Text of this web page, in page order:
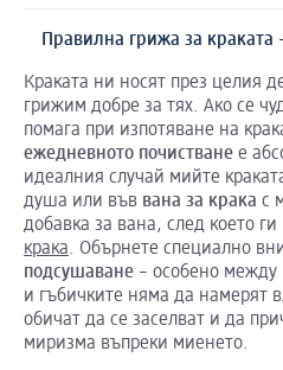
Правилна грижа за краката
Краката ни носят през целия
грижим добре за тях. Ако се
помага при изпотяване на
ежедневното почистване е
идеалния случай мийте
душа или във вана за крака с
добавка за вана, след което
крака. Обърнете специално
подсушаване – особено между
и гъбичките няма да намерят
обичат да се заселват и да
миризма въпреки миенето.